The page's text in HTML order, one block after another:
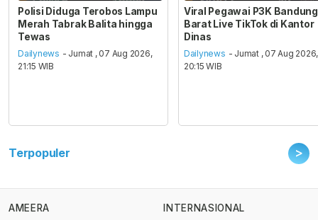
Polisi Diduga Terobos Lampu
Merah Tabrak Balita hingga
Tewas
Dailynews - Jumat , 07 Aug 2026,
21:15 WIB
Viral Pegawai P3K Bandung
Barat Live TikTok di Kantor
Dinas
Dailynews - Jumat , 07 Aug 2026,
20:15 WIB
Terpopuler >
AMEERA
INTERNASIONAL